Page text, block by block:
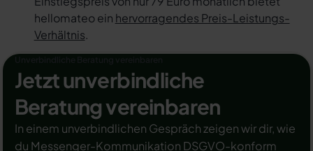
hellomateo ein hervorragendes Preis-Leistungs-
Verhältnis.
Jetzt unverbindliche
Beratung vereinbaren
In einem unverbindlichen Gespräch zeigen wir dir, wie
du Messenger-Kommunikation DSGVO-konform